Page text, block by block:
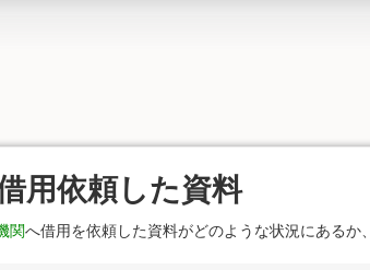
用依頼した資料
関へ借用を依頼した資料がどのような状況にある